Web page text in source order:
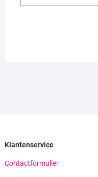
Klantenservice
Contactformulier